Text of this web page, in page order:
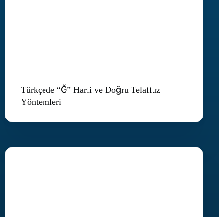
Türkçede “Ğ” Harfi ve Doğru Telaffuz
Yöntemleri